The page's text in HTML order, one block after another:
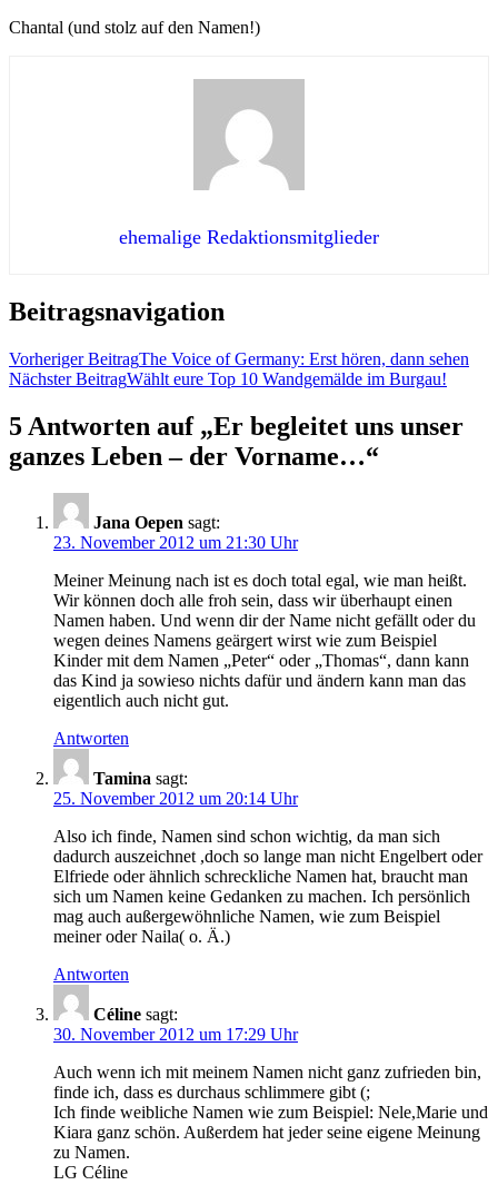
Chantal (und stolz auf den Namen!)
ehemalige Redaktionsmitglieder
Beitragsnavigation
Vorheriger BeitragThe Voice of Germany: Erst hören, dann sehen
Nächster BeitragWählt eure Top 10 Wandgemälde im Burgau!
5 Antworten auf „Er begleitet uns unser
ganzes Leben – der Vorname…“
Jana Oepen sagt:
23. November 2012 um 21:30 Uhr
Meiner Meinung nach ist es doch total egal, wie man heißt.
Wir können doch alle froh sein, dass wir überhaupt einen
Namen haben. Und wenn dir der Name nicht gefällt oder du
wegen deines Namens geärgert wirst wie zum Beispiel
Kinder mit dem Namen „Peter“ oder „Thomas“, dann kann
das Kind ja sowieso nichts dafür und ändern kann man das
eigentlich auch nicht gut.
Antworten
Tamina sagt:
25. November 2012 um 20:14 Uhr
Also ich finde, Namen sind schon wichtig, da man sich
dadurch auszeichnet ,doch so lange man nicht Engelbert oder
Elfriede oder ähnlich schreckliche Namen hat, braucht man
sich um Namen keine Gedanken zu machen. Ich persönlich
mag auch außergewöhnliche Namen, wie zum Beispiel
meiner oder Naila( o. Ä.)
Antworten
Céline sagt:
30. November 2012 um 17:29 Uhr
Auch wenn ich mit meinem Namen nicht ganz zufrieden bin,
finde ich, dass es durchaus schlimmere gibt (;
Ich finde weibliche Namen wie zum Beispiel: Nele,Marie und
Kiara ganz schön. Außerdem hat jeder seine eigene Meinung
zu Namen.
LG Céline